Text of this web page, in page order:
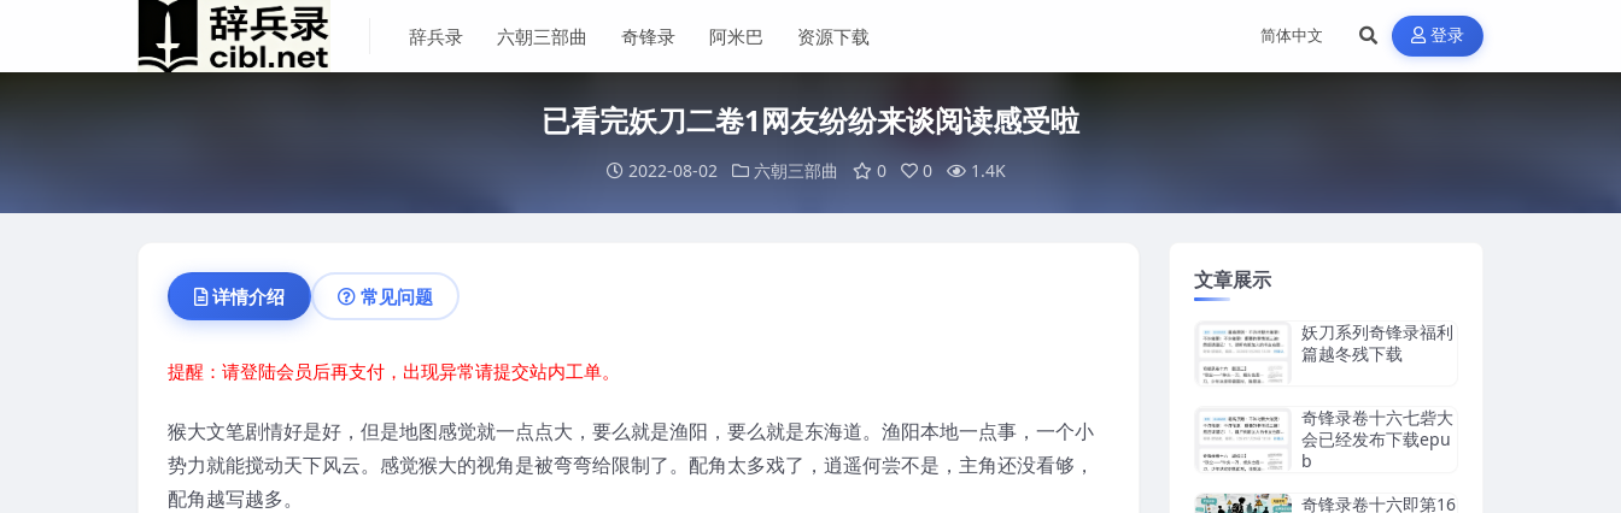
辞兵录 六朝三部曲 奇锋录 阿米巴 资源下载 登录
已看完妖刀二卷1网友纷纷来谈阅读感受啦
2022-08-02 六朝三部曲 0 0 1.4K
详情介绍 常见问题
提醒：请登陆会员后再支付，出现异常请提交站内工单。
猴大文笔剧情好是好，但是地图感觉就一点点大，要么就是渔阳，要么就是东海道。渔阳本地一点事，一个小
势力就能搅动天下风云。感觉猴大的视角是被弯弯给限制了。配角太多戏了，逍遥何尝不是，主角还没看够，
配角越写越多。
文章展示
妖刀系列奇锋录福利
篇越冬残下载
奇锋录卷十六七砦大
会已经发布下载epu
b
奇锋录卷十六即第16